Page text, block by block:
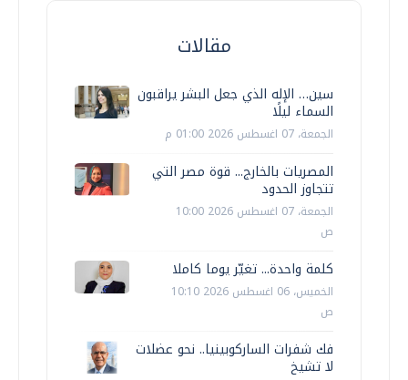
مقالات
سين… الإله الذي جعل البشر يراقبون
السماء ليلًا
الجمعة، 07 اغسطس 2026 01:00 م
المصريات بالخارج... قوة مصر التي
تتجاوز الحدود
الجمعة، 07 اغسطس 2026 10:00
ص
كلمة واحدة... تغيّر يوما كاملا
الخميس، 06 اغسطس 2026 10:10
ص
فك شفرات الساركوبينيا.. نحو عضلات
لا تشيخ